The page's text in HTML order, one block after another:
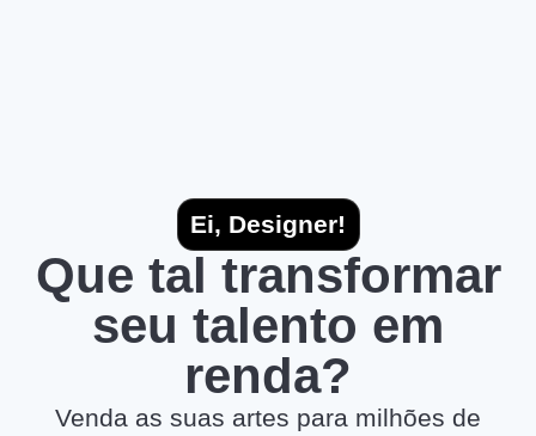
Ei, Designer!
Que tal transformar
seu talento em
renda?
Venda as suas artes para milhões de